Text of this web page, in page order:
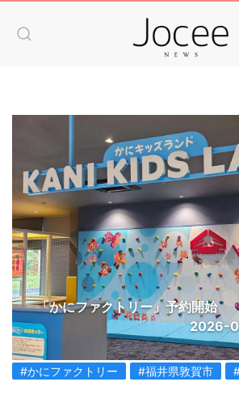
「かにファクトリー」予約開始
2026-
#かにファクトリー #福井県敦賀市